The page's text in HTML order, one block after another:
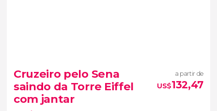
1.114 opiniões
excursão ao Monte Saint Michel
Cruzeiro pelo Sena
saindo da Torre Eiffel
com jantar
a partir de
US$132,47